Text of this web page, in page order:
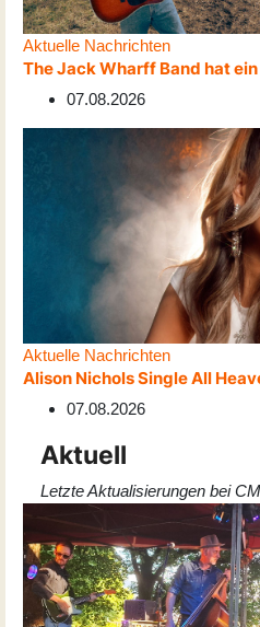
Aktuelle Nachrichten
The Jack Wharff Band hat
07.08.2026
Aktuelle Nachrichten
Alison Nichols Single All
07.08.2026
Aktuell
Letzte Aktualisierungen bei